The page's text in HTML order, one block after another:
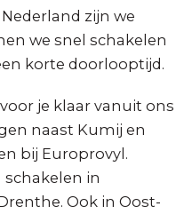
zijn we
we snel schakelen
korte doorlooptijd.
je klaar vanuit ons
naast Kumij en
bij Europrovyl.
in
Ook in Oost-